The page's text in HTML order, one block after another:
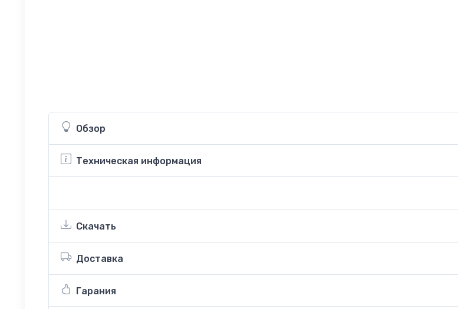
Обзор
Техническая информация
Скачать
Доставка
Гарания